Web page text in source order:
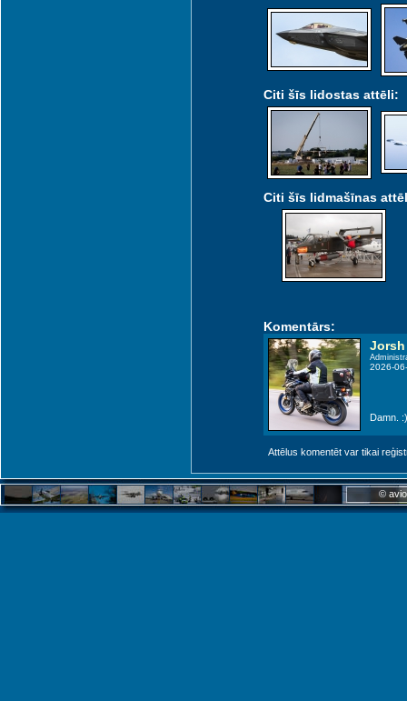
Citi šīs lidostas attēli:
Citi šīs lidmašīnas
Komentārs:
Jorsh
2026-
Damn. :)
Attēlus komentēt var tikai
©